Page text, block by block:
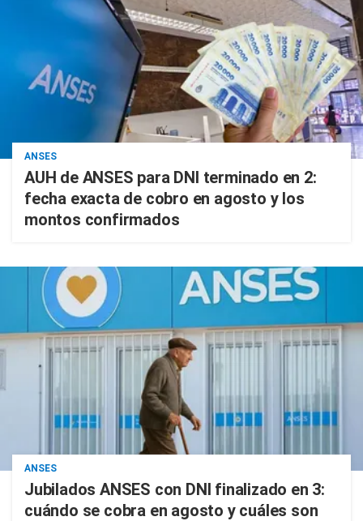
ANSES
AUH de ANSES para DNI terminado en 2:
fecha exacta de cobro en agosto y los
montos confirmados
ANSES
Jubilados ANSES con DNI finalizado en 3:
cuándo se cobra en agosto y cuáles son